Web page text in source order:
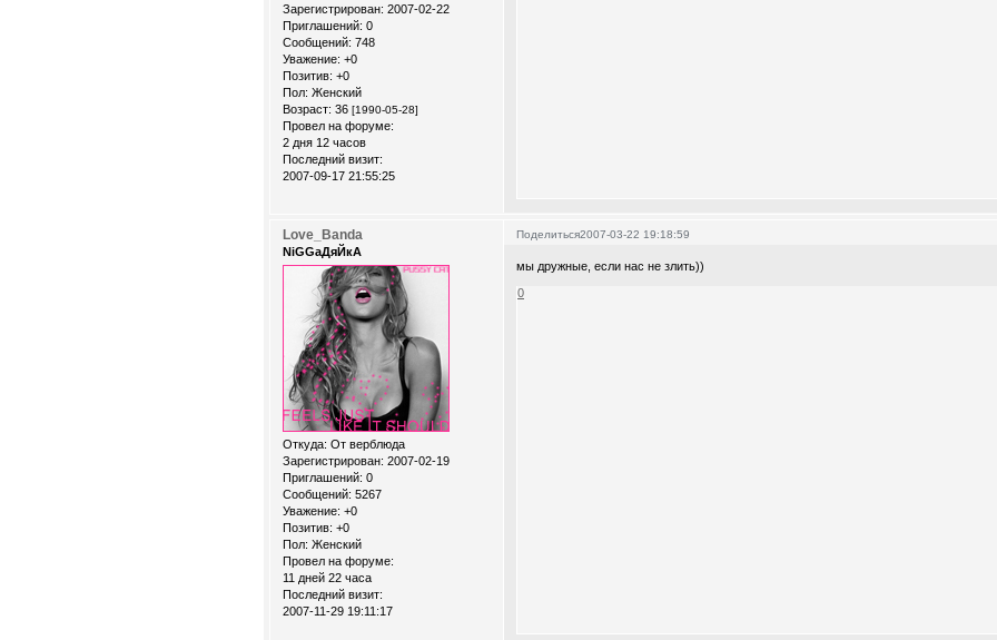
Зарегистрирован: 2007-02-22
Приглашений: 0
Сообщений: 748
Уважение: +0
Позитив: +0
Пол: Женский
Возраст: 36 [1990-05-28]
Провел на форуме:
2 дня 12 часов
Последний визит:
2007-09-17 21:55:25
Поделиться2007-03-22 19:18:59
Love_Banda
NiGGaДяЙкА
Откуда: От верблюда
Зарегистрирован: 2007-02-19
Приглашений: 0
Сообщений: 5267
Уважение: +0
Позитив: +0
Пол: Женский
Провел на форуме:
11 дней 22 часа
Последний визит:
2007-11-29 19:11:17
мы дружные, если нас не злить))
0